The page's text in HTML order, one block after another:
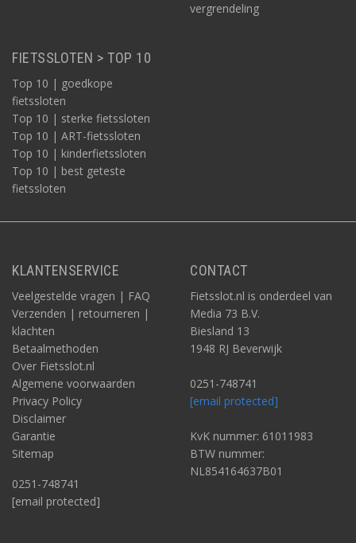
vergrendeling
FIETSSLOTEN > TOP 10
Top 10 | goedkope
fietssloten
Top 10 | sterke fietssloten
Top 10 | ART-fietssloten
Top 10 | kinderfietssloten
Top 10 | best geteste
fietssloten
KLANTENSERVICE
Veelgestelde vragen | FAQ
Verzenden | retourneren |
klachten
Betaalmethoden
Over Fietsslot.nl
Algemene voorwaarden
Privacy Policy
Disclaimer
Garantie
Sitemap
0251-748741
[email protected]
CONTACT
Fietsslot.nl is onderdeel van
Media 73 B.V.
Biesland 13
1948 RJ Beverwijk
0251-748741
[email protected]
KvK nummer: 61011983
BTW nummer:
NL854164637B01